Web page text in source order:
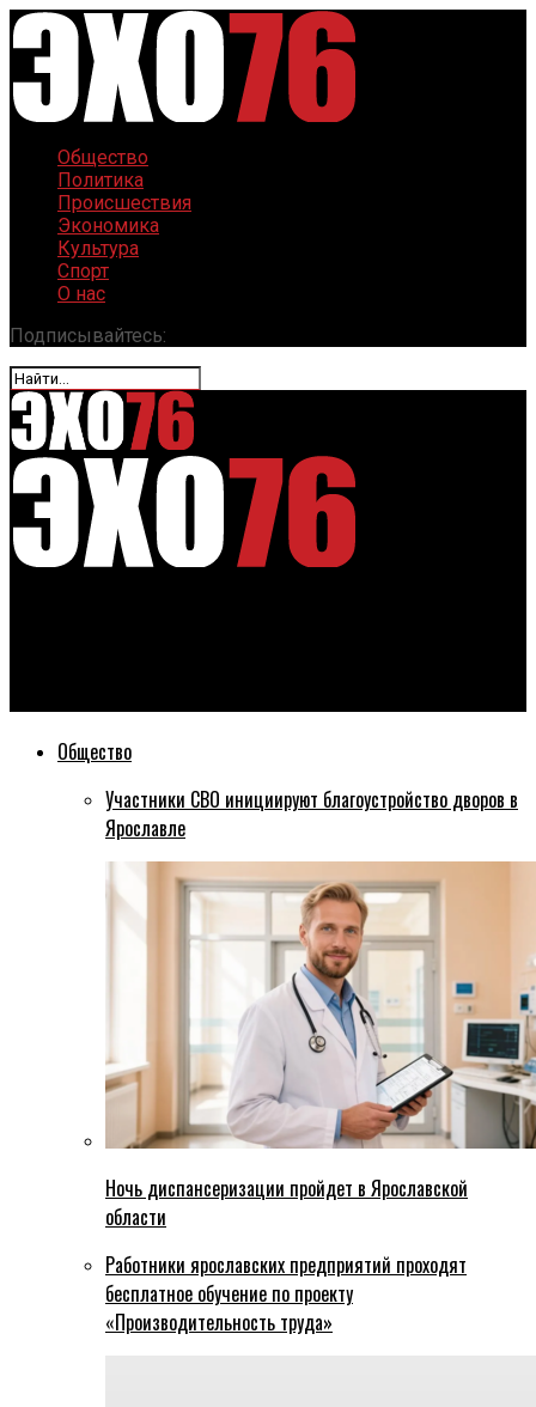
Общество
Политика
Происшествия
Экономика
Культура
Спорт
О нас
Подписывайтесь:
Общество
Участники СВО инициируют благоустройство дворов в
Ярославле
Ночь диспансеризации пройдет в Ярославской
области
Работники ярославских предприятий проходят
бесплатное обучение по проекту
«Производительность труда»